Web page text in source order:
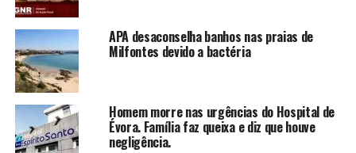
APA desaconselha banhos nas praias de
Milfontes devido a bactéria
Homem morre nas urgências do Hospital de
Évora. Família faz queixa e diz que houve
negligência.